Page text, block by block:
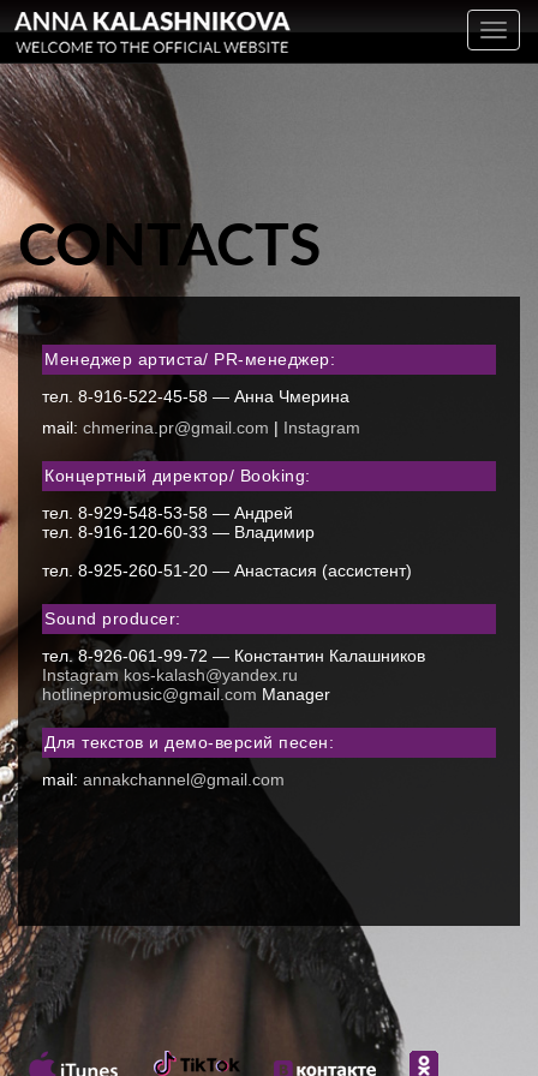
CONTACTS
Менеджер артиста/ PR-менеджер:
тел. 8-916-522-45-58 — Анна Чмерина
mail: chmerina.pr@gmail.com | Instagram
Концертный директор/ Booking:
тел. 8-929-548-53-58 — Андрей
тел. 8-916-120-60-33 — Владимир
тел. 8-925-260-51-20 — Анастасия (ассистент)
Sound producer:
тел. 8-926-061-99-72 — Константин Калашников
Instagram kos-kalash@yandex.ru
hotlinepromusic@gmail.com Manager
Для текстов и демо-версий песен:
mail: annakchannel@gmail.com